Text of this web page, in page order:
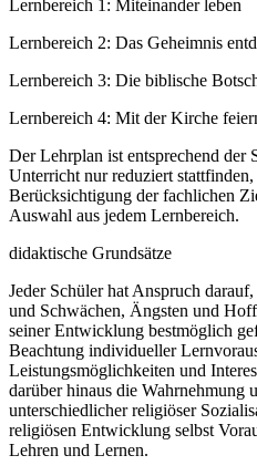
Lernbereich 1: Miteinander leben
Lernbereich 2: Das Geheimnis
Lernbereich 3: Die biblische
Lernbereich 4: Mit der Kirche
Der Lehrplan ist entsprechend der
Unterricht nur reduziert
Berücksichtigung der fachlichen
Auswahl aus jedem Lernbereich.
didaktische Grundsätze
Jeder Schüler hat Anspruch
und Schwächen, Ängsten und
seiner Entwicklung bestmöglich
Beachtung individueller
Leistungsmöglichkeiten und
darüber hinaus die Wahrnehmung
unterschiedlicher religiöser
religiösen Entwicklung selbst
Lehren und Lernen.